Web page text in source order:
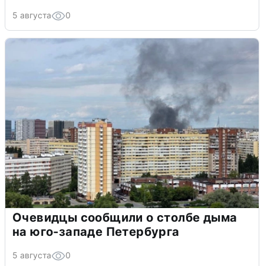
5 августа 0
Очевидцы сообщили о столбе дыма
на юго-западе Петербурга
5 августа 0